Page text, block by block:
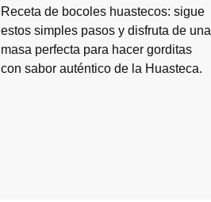
Receta de bocoles huastecos: sigue
estos simples pasos y disfruta de una
masa perfecta para hacer gorditas
con sabor auténtico de la Huasteca.